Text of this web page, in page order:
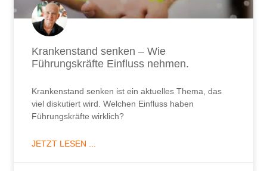
Krankenstand senken – Wie
Führungskräfte Einfluss nehmen.
Krankenstand senken ist ein aktuelles Thema, das
viel diskutiert wird. Welchen Einfluss haben
Führungskräfte wirklich?
JETZT LESEN ...